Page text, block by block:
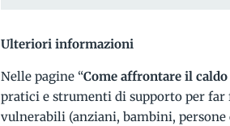
Ulteriori informazioni
Nelle pagine “Come affrontare il
pratici e strumenti di supporto per far
vulnerabili (anziani, bambini,